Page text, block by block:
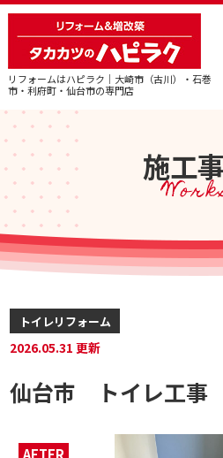
リフォームはハピラク｜大崎市（古川）・石巻
市・利府町・仙台市の専門店
施工
トイレリフォーム
2026.05.31 更新
仙台市 トイレ工事
AFTER